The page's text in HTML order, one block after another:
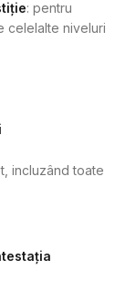
: pentru
celelalte niveluri
incluzând toate